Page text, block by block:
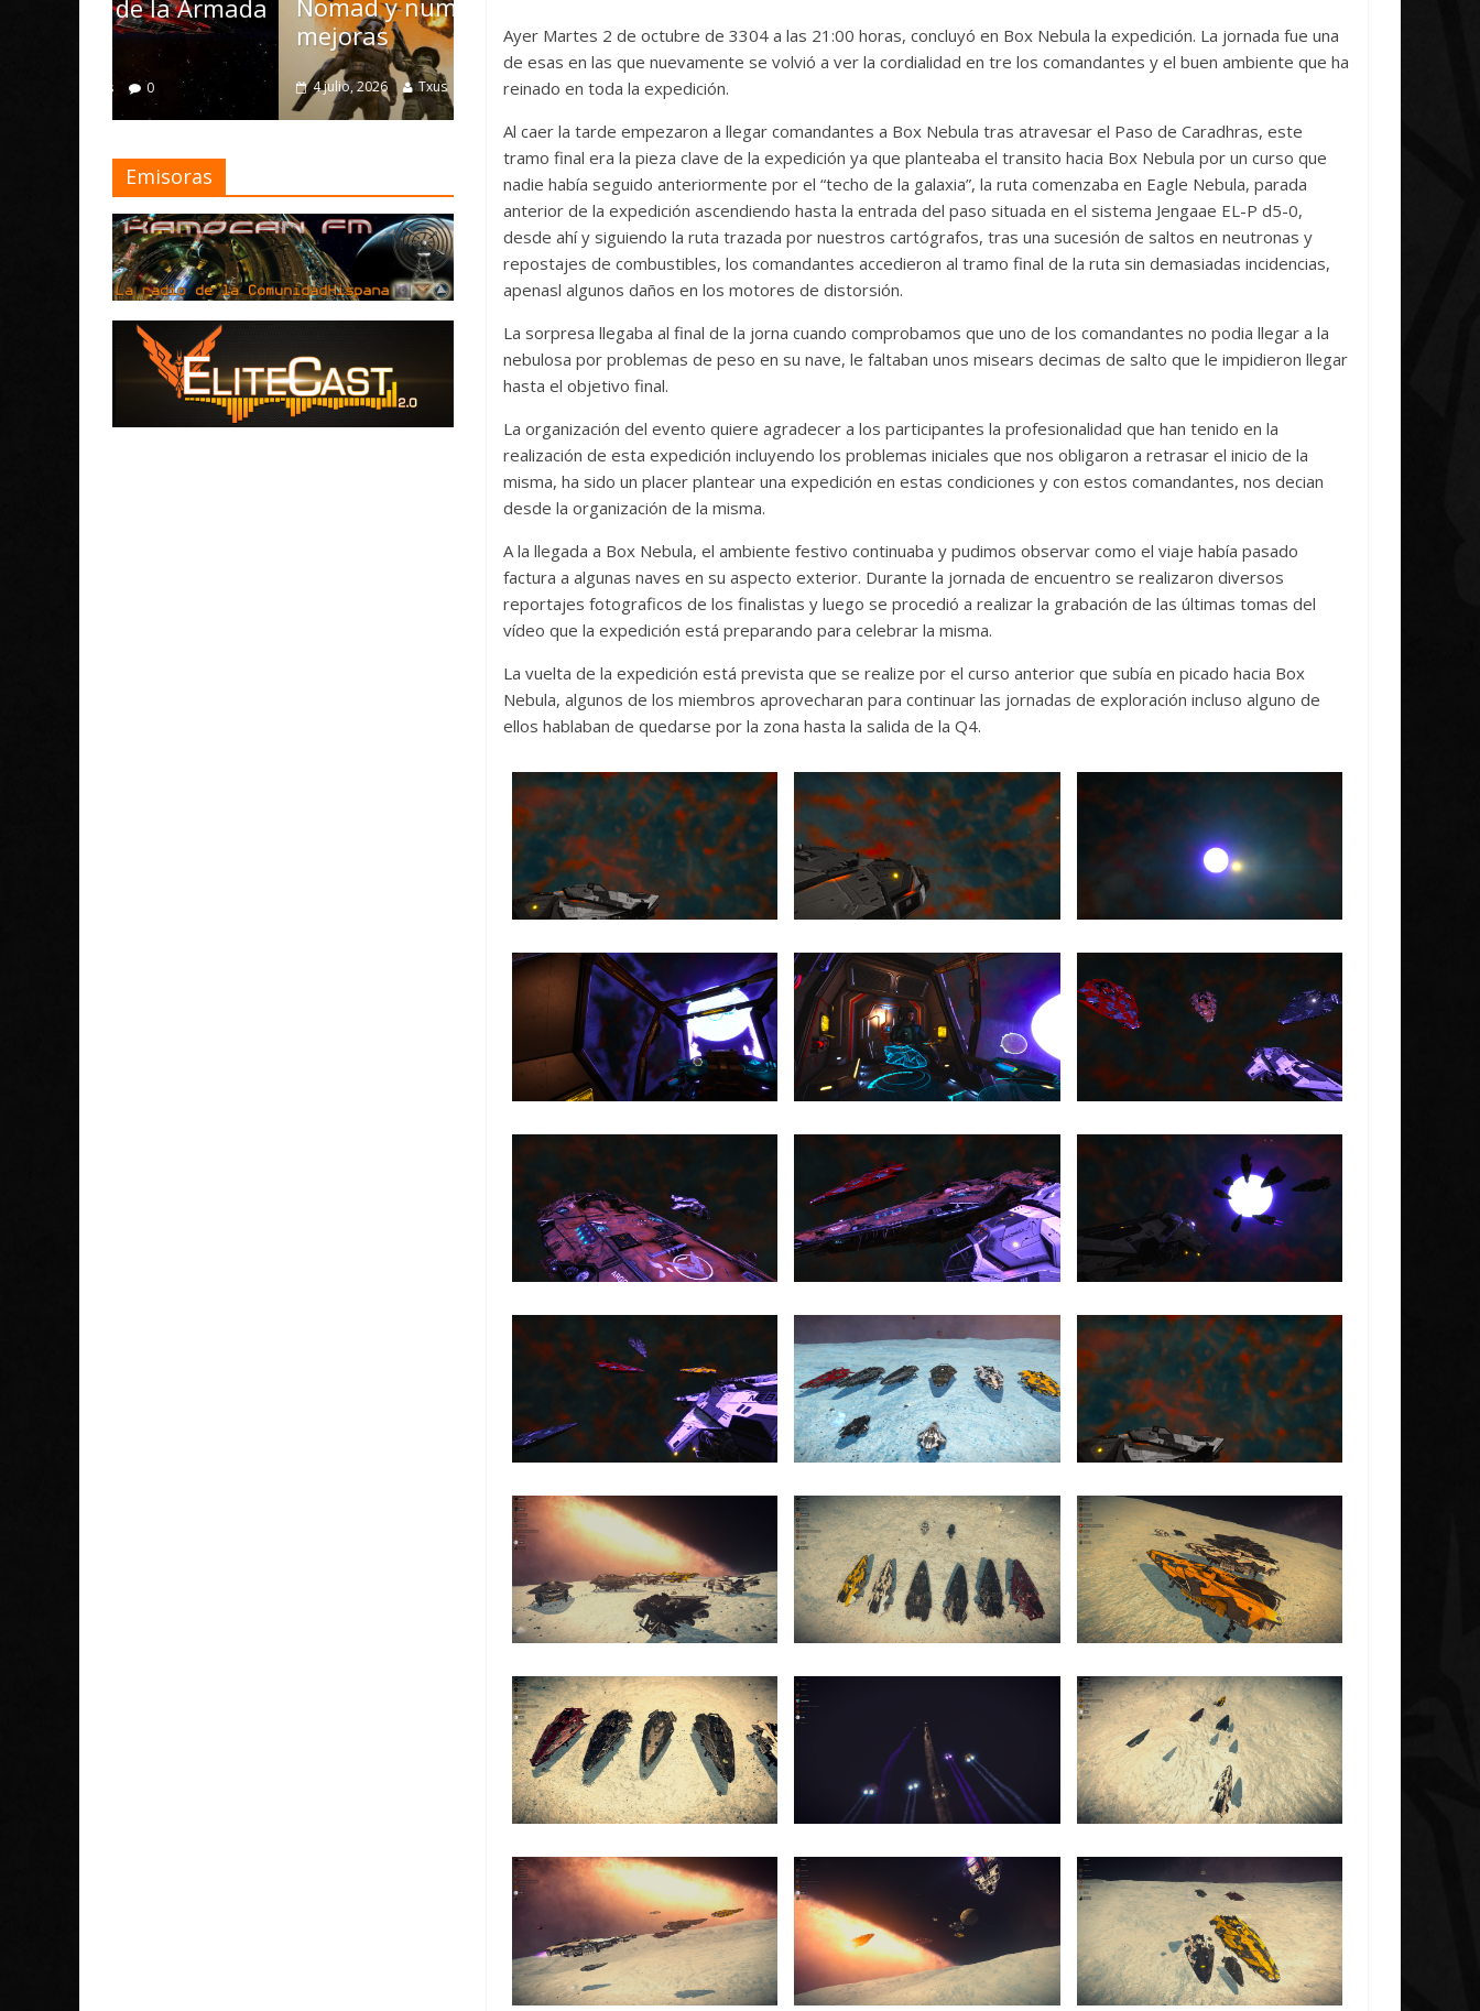
Ayer Martes 2 de octubre de 3304 a las 21:00 horas, concluyó en Box Nebula la expedición. La jornada fue una
de esas en las que nuevamente se volvió a ver la cordialidad en tre los comandantes y el buen ambiente que ha
reinado en toda la expedición.
Al caer la tarde empezaron a llegar comandantes a Box Nebula tras atravesar el Paso de Caradhras, este
tramo final era la pieza clave de la expedición ya que planteaba el transito hacia Box Nebula por un curso que
nadie había seguido anteriormente por el “techo de la galaxia”, la ruta comenzaba en Eagle Nebula, parada
anterior de la expedición ascendiendo hasta la entrada del paso situada en el sistema Jengaae EL-P d5-0,
desde ahí y siguiendo la ruta trazada por nuestros cartógrafos, tras una sucesión de saltos en neutronas y
repostajes de combustibles, los comandantes accedieron al tramo final de la ruta sin demasiadas incidencias,
apenasl algunos daños en los motores de distorsión.
La sorpresa llegaba al final de la jorna cuando comprobamos que uno de los comandantes no podia llegar a la
nebulosa por problemas de peso en su nave, le faltaban unos misears decimas de salto que le impidieron llegar
hasta el objetivo final.
La organización del evento quiere agradecer a los participantes la profesionalidad que han tenido en la
realización de esta expedición incluyendo los problemas iniciales que nos obligaron a retrasar el inicio de la
misma, ha sido un placer plantear una expedición en estas condiciones y con estos comandantes, nos decian
desde la organización de la misma.
A la llegada a Box Nebula, el ambiente festivo continuaba y pudimos observar como el viaje había pasado
factura a algunas naves en su aspecto exterior. Durante la jornada de encuentro se realizaron diversos
reportajes fotograficos de los finalistas y luego se procedió a realizar la grabación de las últimas tomas del
vídeo que la expedición está preparando para celebrar la misma.
La vuelta de la expedición está prevista que se realize por el curso anterior que subía en picado hacia Box
Nebula, algunos de los miembros aprovecharan para continuar las jornadas de exploración incluso alguno de
ellos hablaban de quedarse por la zona hasta la salida de la Q4.
mejoras
4 julio, 2026 Txus 0
Mayo de 2026
28 mayo, 2026 Txus 0
Initiative Concludes
14 abril, 2026 Txus 0 7 abril, 2026 Txus 0
Emisoras